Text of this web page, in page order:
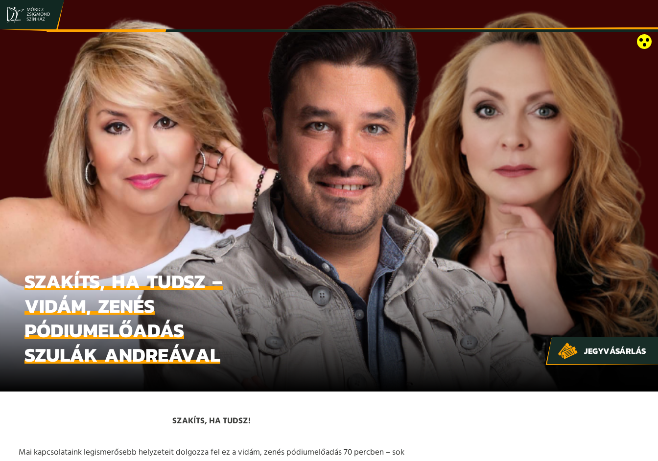
JEGY- ÉS BÉRLETVÁSÁRLÁS ELŐADÁSOK INFORMÁCIÓK SZÍNHÁZ TÁRSULAT GALÉRIA RÓZSAKERT SZABADTÉRI SZÍNPAD KAPCSOLAT EN
SZAKÍTS, HA TUDSZ –
VIDÁM, ZENÉS
PÓDIUMELŐADÁS
SZULÁK ANDREÁVAL
JEGYVÁSÁRLÁS
SZAKÍTS, HA TUDSZ!
Mai kapcsolataink legismerősebb helyzeteit dolgozza fel ez a vidám, zenés pódiumelőadás 70 percben – sok